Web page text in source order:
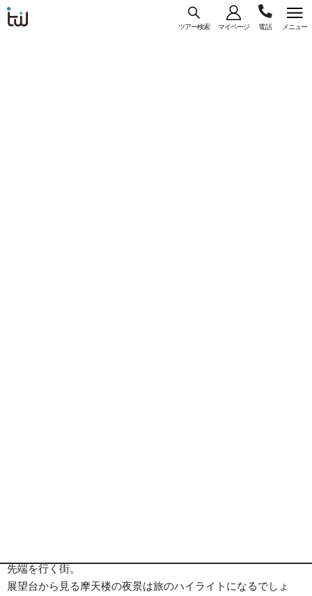
ツアー検索 マイページ メニュー
先端を行く街。
展望台から見る摩天楼の夜景は旅のハイライトになるでしょ